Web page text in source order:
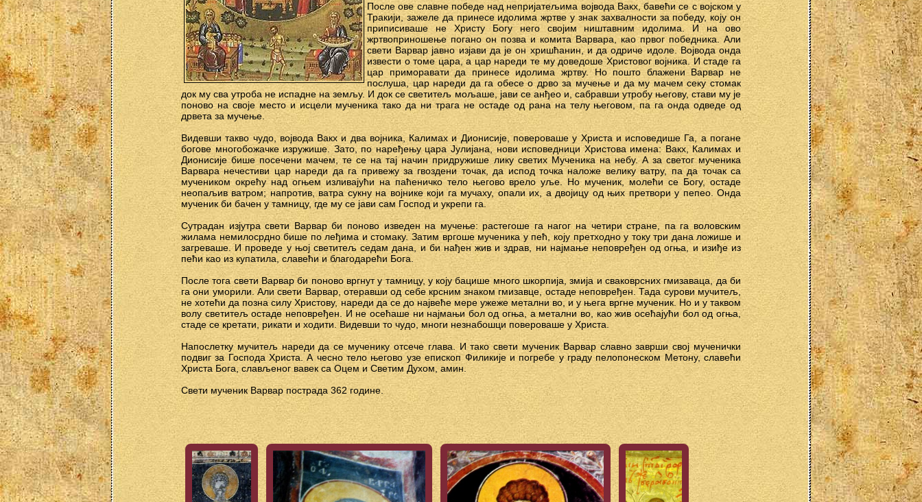
После ове славне победе над непријатељима војвода Вакх, бавећи се с војском у
Тракији, зажеле да принесе идолима жртве у знак захвалности за победу, коју он
приписиваше не Христу Богу него својим ништавним идолима. И на ово
жртвоприношeње погано он позва и комита Варвара, као првог победника. Али
свети Варвар јавно изјави да је он хришћанин, и да одриче идоле. Војвода онда
извести о томе цара, а цар нареди те му доведоше Христовог војника. И стаде га
цар приморавати да принесе идолима жртву. Но пошто блажени Варвар не
послуша, цар нареди да га обесе о дрво за мучење и да му мачем секу стомак
док му сва утроба не испадне на земљу. И док се светитељ мољаше, јави се анђео и, сабравши утробу његову, стави му је
поново на своје место и исцели мученика тако да ни трага не остаде од рана на телу његовом, па га онда одведе од
дрвета за мучење.
Видевши такво чудо, војвода Вакх и два војника, Калимах и Дионисије, повероваше у Христа и исповедише Га, а погане
богове многобожачке изружише. Зато, по наређењу цара Јулијана, нови исповедници Христова имена: Вакх, Калимах и
Дионисије бише посечени мачем, те се на тај начин придружише лику светих Мученика на небу. А за cветог мученика
Варвара нечестиви цар нареди да га привежу за гвоздени точак, да испод точка наложе велику ватру, па да точак са
мучеником окрећу над огњем изливајући на паћеничко тело његово врело уље. Но мученик, молећи се Богу, остаде
неопаљив ватром; напротив, ватра сукну на војнике који га мучаху, опали их, а двојицу од њих претвори у пепео. Онда
мученик би бачен у тамницу, где му се јави сам Господ и укрепи га.
Сутрадан изјутра свети Варвар би поново изведен на мучење: растегоше га нагог на четири cтране, па га воловским
жилама немилосрдно бише по леђима и стомаку. Затим вргоше мученика у пећ, коју претходно у току три дана ложише и
загреваше. И проведе у њој светитељ седам дана, и би нађен жив и здрав, ни најмање неповређен од огња, и изиђе из
пећи као из купатила, славећи и благодарећи Бога.
После тога свети Варвар би поново вргнут у тамницу, у коју бацише много шкорпија, змија и сваковрсних гмизаваца, да би
га они уморили. Али свети Варвар, отеравши од себе крсним знаком гмизавце, остаде неповређен. Тада сурови мучитељ,
не хотећи да позна силу Христову, нареди да се до највеће мере ужеже метални во, и у њега вргне мученик. Но и у таквом
волу светитељ остаде неповређен. И не осећаше ни најмањи бол од огња, а метални во, као жив осећајући бол од огња,
стаде се кретати, рикати и ходити. Видевши то чудо, многи незнабошци повероваше у Христа.
Напослетку мучитељ нареди да се мученику отсече глава. И тако свети мученик Варвар славно заврши свој мученички
подвиг за Господа Христа. А чесно тело његово узе епископ Филикије и погребе у граду пелопонеском Метону, славећи
Христа Бога, слављеног вавек са Оцем и Светим Духом, амин.
Свети мученик Варвар пострада 362 године.